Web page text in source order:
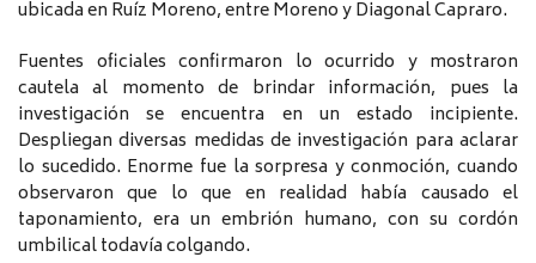
ubicada en Ruíz Moreno, entre Moreno y Diagonal Capraro.
Fuentes oficiales confirmaron lo ocurrido y mostraron
cautela al momento de brindar información, pues la
investigación se encuentra en un estado incipiente.
Despliegan diversas medidas de investigación para aclarar
lo sucedido. Enorme fue la sorpresa y conmoción, cuando
observaron que lo que en realidad había causado el
taponamiento, era un embrión humano, con su cordón
umbilical todavía colgando.